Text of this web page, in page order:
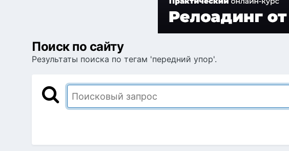
Поиск по сайту
Результаты поиска по тегам 'передний упор'.